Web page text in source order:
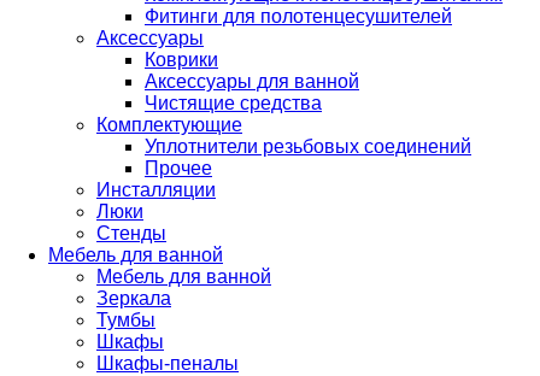
Фитинги для полотенцесушителей
Аксессуары
Коврики
Аксессуары для ванной
Чистящие средства
Комплектующие
Уплотнители резьбовых соединений
Прочее
Инсталляции
Люки
Стенды
Мебель для ванной
Мебель для ванной
Зеркала
Тумбы
Шкафы
Шкафы-пеналы